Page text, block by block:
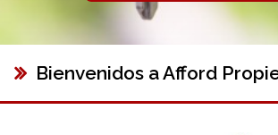
Bienvenidos a Afford